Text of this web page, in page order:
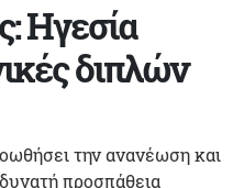
Hγεσία
διπλών
την ανανέωση και
προσπάθεια